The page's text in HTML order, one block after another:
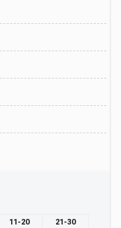
11-20
21-30